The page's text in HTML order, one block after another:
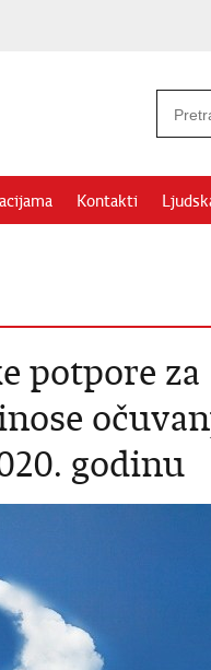
Kontakti
potpore za
godinu